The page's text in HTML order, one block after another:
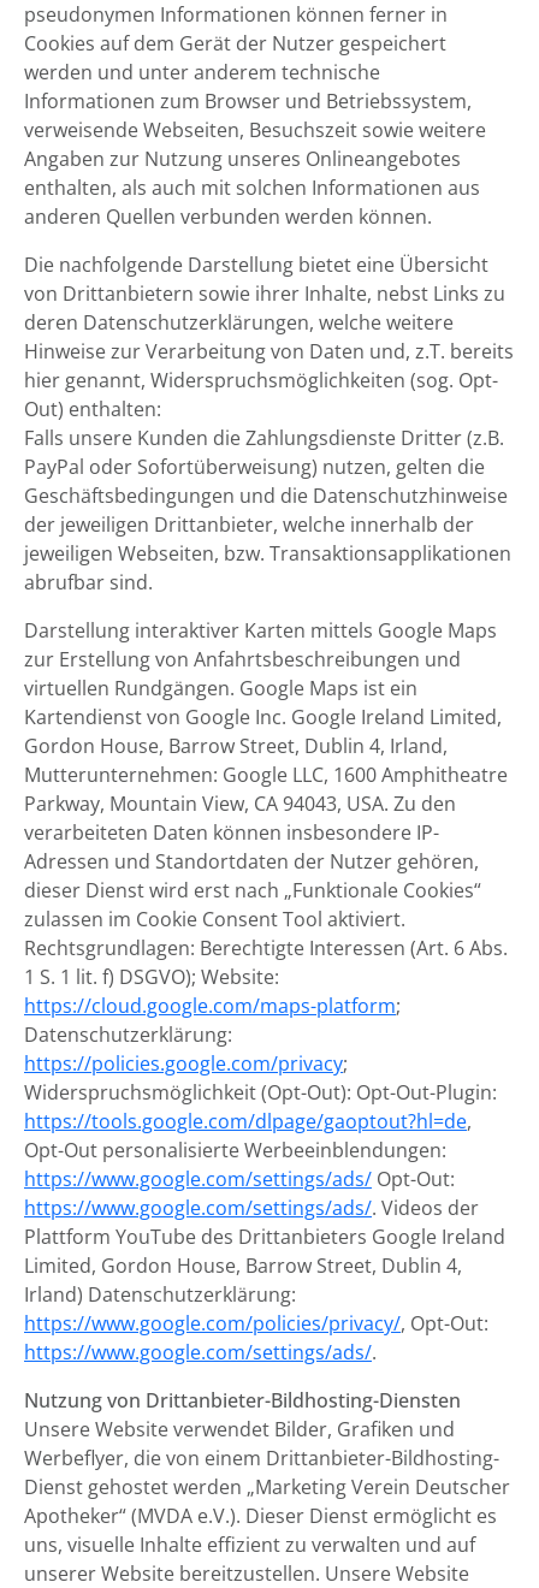
pseudonymen Informationen können ferner in
Cookies auf dem Gerät der Nutzer gespeichert
werden und unter anderem technische
Informationen zum Browser und Betriebssystem,
verweisende Webseiten, Besuchszeit sowie weitere
Angaben zur Nutzung unseres Onlineangebotes
enthalten, als auch mit solchen Informationen aus
anderen Quellen verbunden werden können.
Die nachfolgende Darstellung bietet eine Übersicht
von Drittanbietern sowie ihrer Inhalte, nebst Links zu
deren Datenschutzerklärungen, welche weitere
Hinweise zur Verarbeitung von Daten und, z.T. bereits
hier genannt, Widerspruchsmöglichkeiten (sog. Opt-
Out) enthalten:
Falls unsere Kunden die Zahlungsdienste Dritter (z.B.
PayPal oder Sofortüberweisung) nutzen, gelten die
Geschäftsbedingungen und die Datenschutzhinweise
der jeweiligen Drittanbieter, welche innerhalb der
jeweiligen Webseiten, bzw. Transaktionsapplikationen
abrufbar sind.
Darstellung interaktiver Karten mittels Google Maps
zur Erstellung von Anfahrtsbeschreibungen und
virtuellen Rundgängen. Google Maps ist ein
Kartendienst von Google Inc. Google Ireland Limited,
Gordon House, Barrow Street, Dublin 4, Irland,
Mutterunternehmen: Google LLC, 1600 Amphitheatre
Parkway, Mountain View, CA 94043, USA. Zu den
verarbeiteten Daten können insbesondere IP-
Adressen und Standortdaten der Nutzer gehören,
dieser Dienst wird erst nach „Funktionale Cookies“
zulassen im Cookie Consent Tool aktiviert.
Rechtsgrundlagen: Berechtigte Interessen (Art. 6 Abs.
1 S. 1 lit. f) DSGVO); Website:
https://cloud.google.com/maps-platform;
Datenschutzerklärung:
https://policies.google.com/privacy;
Widerspruchsmöglichkeit (Opt-Out): Opt-Out-Plugin:
https://tools.google.com/dlpage/gaoptout?hl=de,
Opt-Out personalisierte Werbeeinblendungen:
https://www.google.com/settings/ads/ Opt-Out:
https://www.google.com/settings/ads/. Videos der
Plattform YouTube des Drittanbieters Google Ireland
Limited, Gordon House, Barrow Street, Dublin 4,
Irland) Datenschutzerklärung:
https://www.google.com/policies/privacy/, Opt-Out:
https://www.google.com/settings/ads/.
Nutzung von Drittanbieter-Bildhosting-Diensten
Unsere Website verwendet Bilder, Grafiken und
Werbeflyer, die von einem Drittanbieter-Bildhosting-
Dienst gehostet werden „Marketing Verein Deutscher
Apotheker“ (MVDA e.V.). Dieser Dienst ermöglicht es
uns, visuelle Inhalte effizient zu verwalten und auf
unserer Website bereitzustellen. Unsere Website